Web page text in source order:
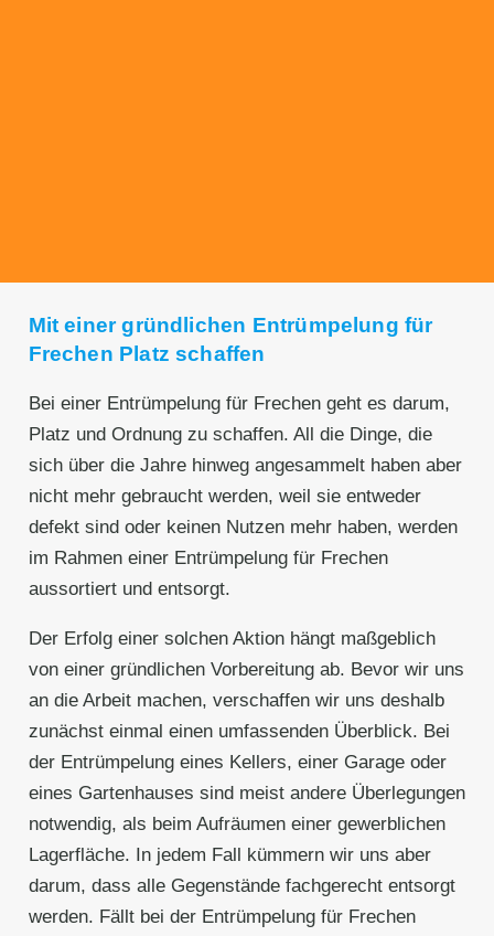
Mit einer gründlichen Entrümpelung für
Frechen Platz schaffen
Bei einer Entrümpelung für Frechen geht es darum,
Platz und Ordnung zu schaffen. All die Dinge, die
sich über die Jahre hinweg angesammelt haben aber
nicht mehr gebraucht werden, weil sie entweder
defekt sind oder keinen Nutzen mehr haben, werden
im Rahmen einer Entrümpelung für Frechen
aussortiert und entsorgt.
Der Erfolg einer solchen Aktion hängt maßgeblich
von einer gründlichen Vorbereitung ab. Bevor wir uns
an die Arbeit machen, verschaffen wir uns deshalb
zunächst einmal einen umfassenden Überblick. Bei
der Entrümpelung eines Kellers, einer Garage oder
eines Gartenhauses sind meist andere Überlegungen
notwendig, als beim Aufräumen einer gewerblichen
Lagerfläche. In jedem Fall kümmern wir uns aber
darum, dass alle Gegenstände fachgerecht entsorgt
werden. Fällt bei der Entrümpelung für Frechen